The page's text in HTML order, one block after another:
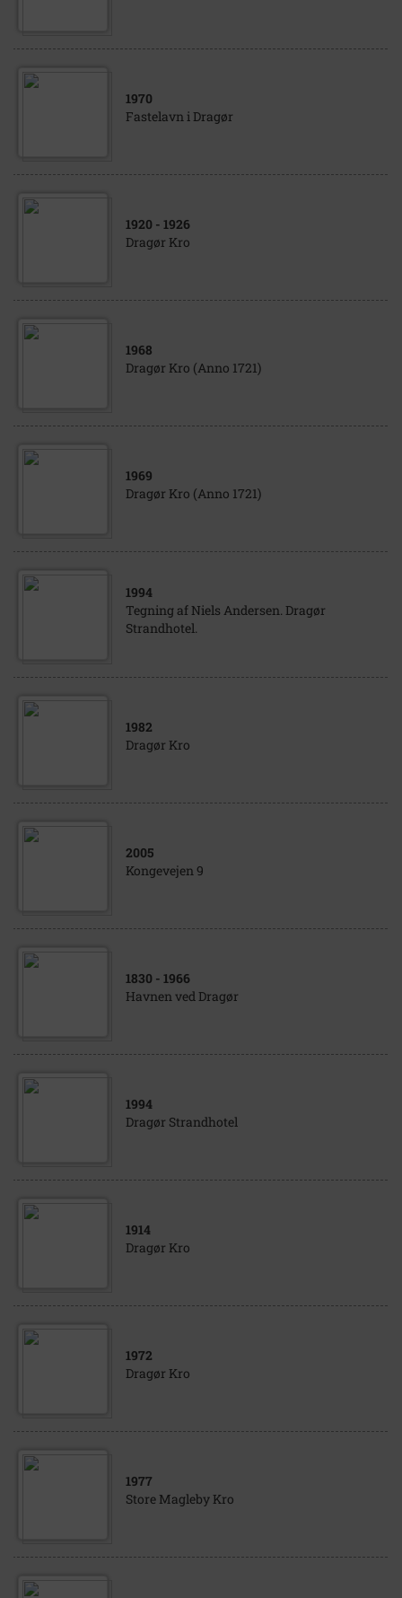
1970
Fastelavn i Dragør
1920 - 1926
Dragør Kro
1968
Dragør Kro (Anno 1721)
1969
Dragør Kro (Anno 1721)
1994
Tegning af Niels Andersen. Dragør
Strandhotel.
1982
Dragør Kro
2005
Kongevejen 9
1830 - 1966
Havnen ved Dragør
1994
Dragør Strandhotel
1914
Dragør Kro
1972
Dragør Kro
1977
Store Magleby Kro